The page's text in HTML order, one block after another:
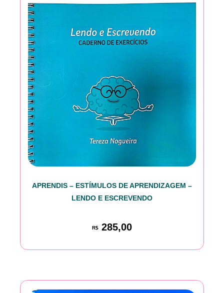
APRENDIS – ESTÍMULOS DE APRENDIZAGEM –
LENDO E ESCREVENDO
R$ 285,00